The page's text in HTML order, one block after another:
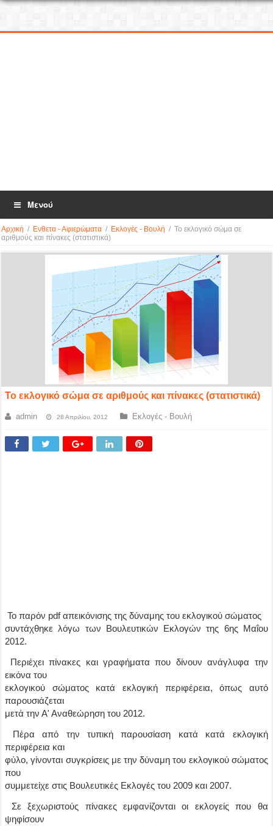
Μενού
Αρχική / Ενθετα - Αφιερώματα / Εκλογές - Βουλή / Το εκλογικό σώμα σε
αριθμούς και πίνακες (στατιστικά)
Το εκλογικό σώμα σε αριθμούς και πίνακες (στατιστικά)
admin 28 Απριλίου, 2012 Εκλογές - Βουλή
Το παρόν pdf απεικόνισης της δύναμης του εκλογικού σώματος
συντάχθηκε λόγω των Βουλευτικών Εκλογών της 6ης Μαΐου
2012.
Περιέχει πίνακες και γραφήματα που δίνουν ανάγλυφα την
εικόνα του
εκλογικού σώματος κατά εκλογική περιφέρεια, όπως αυτό
παρουσιάζεται
μετά την Αʹ Αναθεώρηση του 2012.
Πέρα από την τυπική παρουσίαση κατά κατά εκλογική
περιφέρεια και
φύλο, γίνονται συγκρίσεις με την δύναμη του εκλογικού σώματος
που
συμμετείχε στις Βουλευτικές Εκλογές του 2009 και 2007.
Σε ξεχωριστούς πίνακες εμφανίζονται οι εκλογείς που θα
ψηφίσουν